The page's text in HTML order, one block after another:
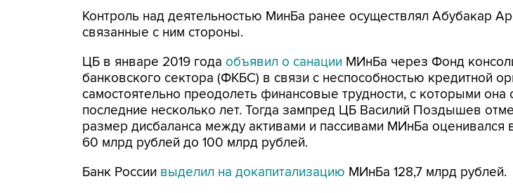
Контроль над деятельностью МинБа ранее осуществлял Абубакар
связанные с ним стороны.
ЦБ в январе 2019 года объявил о санации МИнБа через Фонд
банковского сектора (ФКБС) в связи с неспособностью кредитной
самостоятельно преодолеть финансовые трудности, с которыми она
последние несколько лет. Тогда зампред ЦБ Василий Поздышев
размер дисбаланса между активами и пассивами МИнБа оценивался
60 млрд рублей до 100 млрд рублей.
Банк России выделил на докапитализацию МИнБа 128,7 млрд рублей.